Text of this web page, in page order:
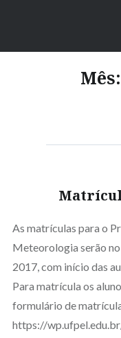
Mês:
As matrículas para o
Meteorologia serão
2017, com início das
Para matrícula os
formulário de
https://